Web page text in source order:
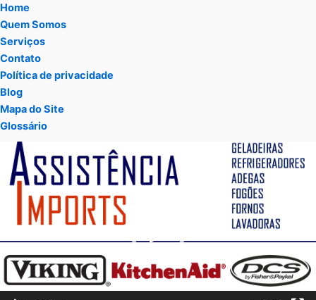
Home
Quem Somos
Serviços
Contato
Política de privacidade
Blog
Mapa do Site
Glossário
Tocador
vídeo